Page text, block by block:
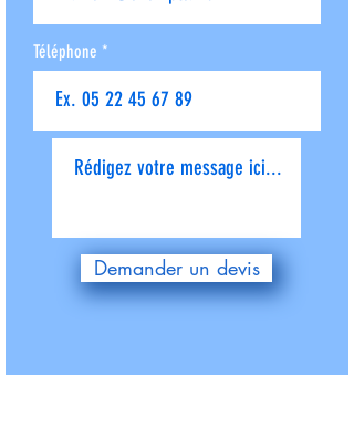
Téléphone
Demander un devis